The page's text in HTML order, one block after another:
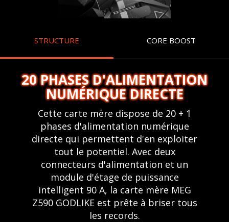
STRUCTURE CORE BOOST
20 PHASES D'ALIMENTATION
NUMÉRIQUE DIRECTE
Cette carte mère dispose de 20 + 1
phases d'alimentation numérique
directe qui permettent d'en exploiter
tout le potentiel. Avec deux
connecteurs d'alimentation et un
module d'étage de puissance
intelligent 90 A, la carte mère MEG
Z590 GODLIKE est prête à briser tous
les records.